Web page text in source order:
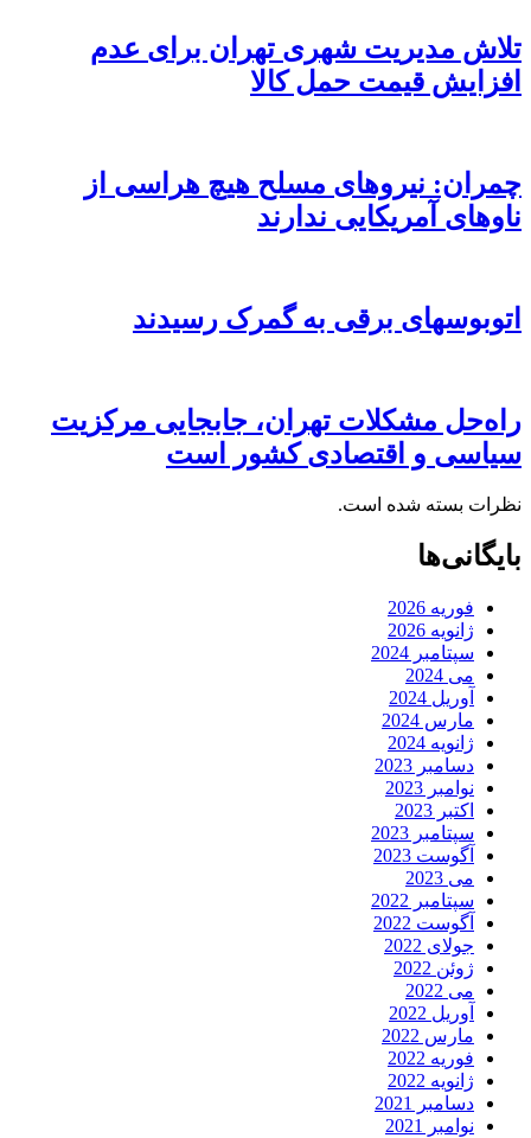
تلاش مدیریت شهری تهران برای عدم
افزایش قیمت حمل کالا
چمران: نیروهای مسلح هیچ هراسی از
ناوهای آمریکایی ندارند
اتوبوسهای برقی به گمرک رسیدند
راه‌حل مشکلات تهران، جابجایی مرکزیت
سیاسی و اقتصادی کشور است
نظرات بسته شده است.
بایگانی‌ها
فوریه 2026
ژانویه 2026
سپتامبر 2024
می 2024
آوریل 2024
مارس 2024
ژانویه 2024
دسامبر 2023
نوامبر 2023
اکتبر 2023
سپتامبر 2023
آگوست 2023
می 2023
سپتامبر 2022
آگوست 2022
جولای 2022
ژوئن 2022
می 2022
آوریل 2022
مارس 2022
فوریه 2022
ژانویه 2022
دسامبر 2021
نوامبر 2021